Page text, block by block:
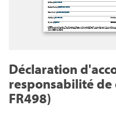
Déclaration
responsabilité
FR498)